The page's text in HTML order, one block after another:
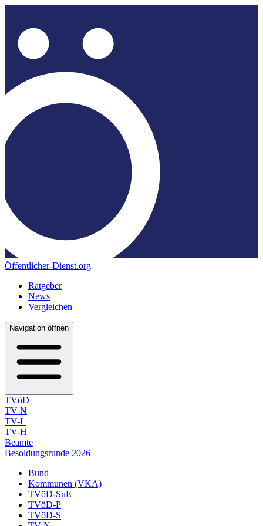
Öffentlicher-Dienst.org
Ratgeber
News
Vergleichen
Navigation öffnen
TVöD
TV-N
TV-L
TV-H
Beamte
Besoldungsrunde 2026
Bund
Kommunen (VKA)
TVöD-SuE
TVöD-P
TVöD-S